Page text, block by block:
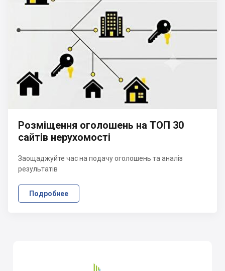
Розміщення оголошень на ТОП 30
сайтів нерухомості
Заощаджуйте час на подачу оголошень та аналіз
результатів
Подробнее